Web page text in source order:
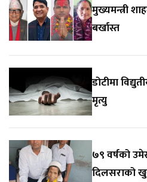
मुख्यमन्त्री
बर्खास्त
डोटीमा
मृत्यु
७९ वर्षको
दिलसराको